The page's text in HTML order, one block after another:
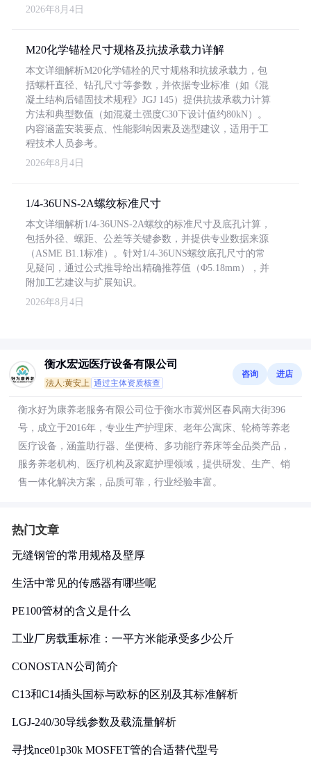
2026年8月4日
M20化学锚栓尺寸规格及抗拔承载力详解
本文详细解析M20化学锚栓的尺寸规格和抗拔承载力，包
括螺杆直径、钻孔尺寸等参数，并依据专业标准（如《混
凝土结构后锚固技术规程》JGJ 145）提供抗拔承载力计算
方法和典型数值（如混凝土强度C30下设计值约80kN）。
内容涵盖安装要点、性能影响因素及选型建议，适用于工
程技术人员参考。
2026年8月4日
1/4-36UNS-2A螺纹标准尺寸
本文详细解析1/4-36UNS-2A螺纹的标准尺寸及底孔计算，
包括外径、螺距、公差等关键参数，并提供专业数据来源
（ASME B1.1标准）。针对1/4-36UNS螺纹底孔尺寸的常
见疑问，通过公式推导给出精确推荐值（Φ5.18mm），并
附加工艺建议与扩展知识。
2026年8月4日
衡水宏远医疗设备有限公司
法人:黄安上 通过主体资质核查
咨询 进店
衡水好为康养老服务有限公司位于衡水市冀州区春风南大街396
号，成立于2016年，专业生产护理床、老年公寓床、轮椅等养老
医疗设备，涵盖助行器、坐便椅、多功能疗养床等全品类产品，
服务养老机构、医疗机构及家庭护理领域，提供研发、生产、销
售一体化解决方案，品质可靠，行业经验丰富。
热门文章
无缝钢管的常用规格及壁厚
生活中常见的传感器有哪些呢
PE100管材的含义是什么
工业厂房载重标准：一平方米能承受多少公斤
CONOSTAN公司简介
C13和C14插头国标与欧标的区别及其标准解析
LGJ-240/30导线参数及载流量解析
寻找nce01p30k MOSFET管的合适替代型号